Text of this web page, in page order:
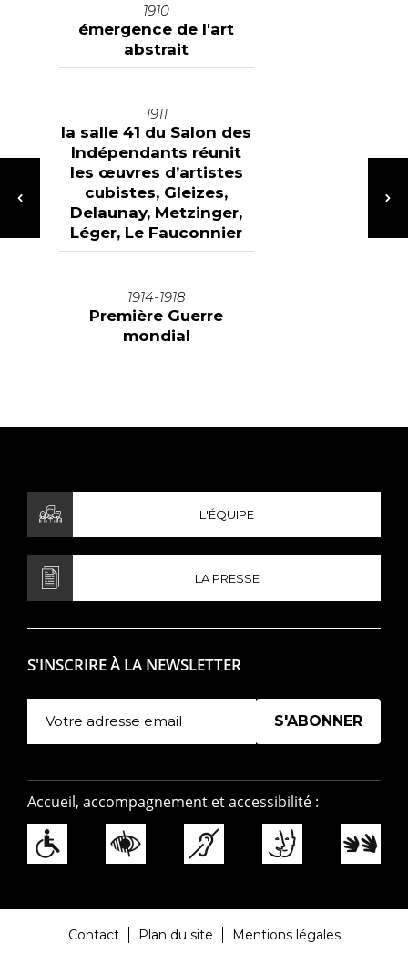
1910
émergence de l'art
abstrait
1911
la salle 41 du Salon des
Indépendants réunit
les œuvres d’artistes
cubistes, Gleizes,
Delaunay, Metzinger,
Léger, Le Fauconnier
1914-1918
Première Guerre
mondial
L'ÉQUIPE
LA PRESSE
S'INSCRIRE À LA NEWSLETTER
Accueil, accompagnement et accessibilité :
Contact Plan du site Mentions légales